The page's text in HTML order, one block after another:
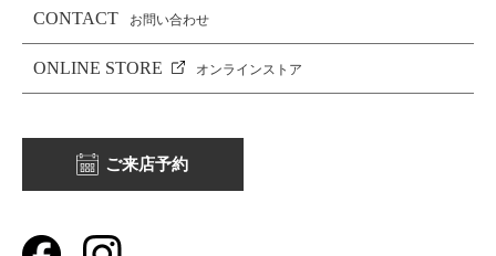
CONTACT お問い合わせ
ONLINE STORE オンラインストア
ご来店予約